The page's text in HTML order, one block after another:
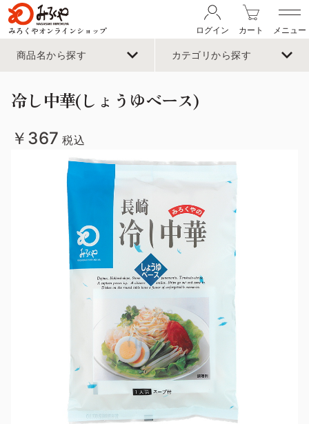
みろくやオンラインショップ ログイン カート メニュー
商品名から探す カテゴリから探す
冷し中華(しょうゆベース)
￥367 税込